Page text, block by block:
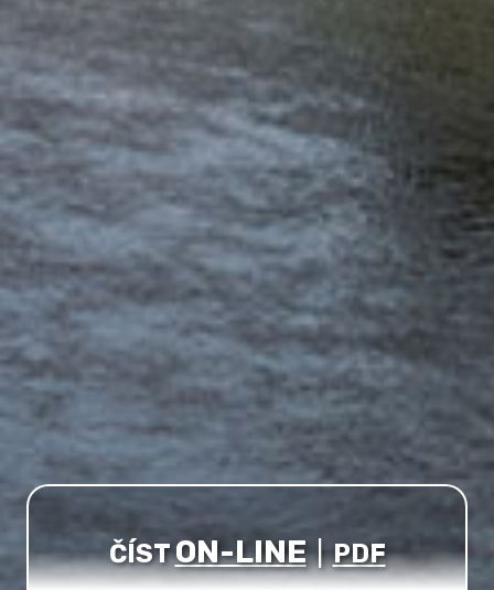
ČÍSTON-LINE | PDF